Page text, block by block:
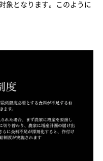
象となります。このように